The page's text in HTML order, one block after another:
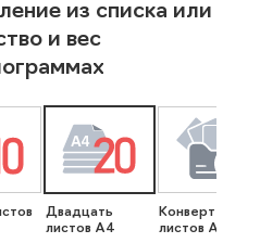
из списка или
и вес
Двадцать
листов А4
Конверт до 40
листов А4